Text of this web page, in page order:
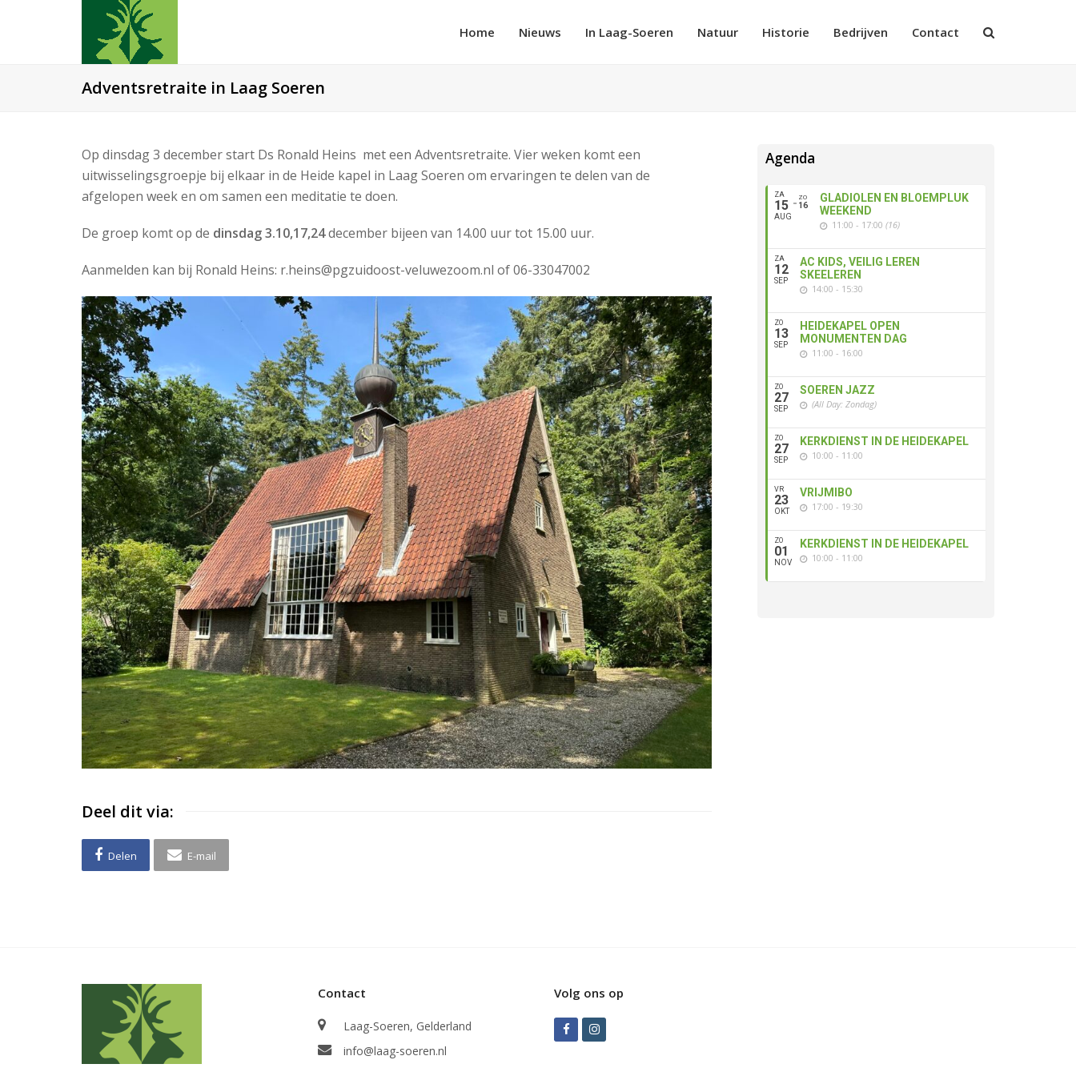
Home Nieuws In Laag-Soeren Natuur Historie Bedrijven Contact
Adventsretraite in Laag Soeren
Op dinsdag 3 december start Ds Ronald Heins met een Adventsretraite. Vier weken komt een
uitwisselingsgroepje bij elkaar in de Heide kapel in Laag Soeren om ervaringen te delen van de
afgelopen week en om samen een meditatie te doen.
De groep komt op de dinsdag 3.10,17,24december bijeen van 14.00 uur tot 15.00 uur.
Aanmelden kan bij Ronald Heins: r.heins@pgzuidoost-veluwezoom.nl of 06-33047002
Deel dit via:
Delen E-mail
Agenda
ZA
15
AUG
ZO
16
GLADIOLEN EN BLOEMPLUK
WEEKEND
11:00 - 17:00 (16)
ZA
12
SEP
AC KIDS, VEILIG LEREN
SKEELEREN
14:00 - 15:30
ZO
13
SEP
HEIDEKAPEL OPEN
MONUMENTEN DAG
11:00 - 16:00
ZO
27
SEP
SOEREN JAZZ
(All Day: Zondag)
ZO
27
SEP
KERKDIENST IN DE HEIDEKAPEL
10:00 - 11:00
VR
23
OKT
VRIJMIBO
17:00 - 19:30
ZO
01
NOV
KERKDIENST IN DE HEIDEKAPEL
10:00 - 11:00
Contact
Laag-Soeren, Gelderland
info@laag-soeren.nl
Volg ons op
FacebookInstagram